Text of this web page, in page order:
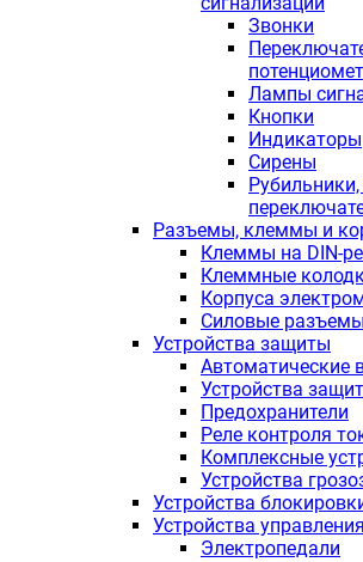
Звонки
Лампы
Кнопки
Индикаторы
Сирены
Разъемы, клеммы и
Клеммы на DIN-
Клеммные
Корпуса
Силовые разъемы
Устройства защиты
Автоматические
Устройства
Предохранители
Реле контроля
Комплексные
Устройства
Устройства
Устройства
Электропедали